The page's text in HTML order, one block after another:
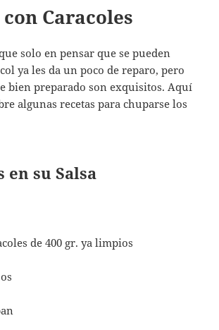
Caracoles
solo en pensar que se pueden
ya les da un poco de reparo, pero
bien preparado son exquisitos. Aquí
algunas recetas para chuparse los
en su Salsa
de 400 gr. ya limpios